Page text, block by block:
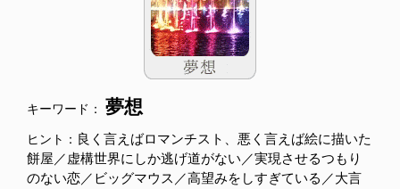
キーワード： 夢想
ヒント： 良く言えばロマンチスト、悪く言えば絵に描いた
餅屋／虚構世界にしか逃げ道がない／実現させるつもり
のない恋／ビッグマウス／高望みをしすぎている／大言